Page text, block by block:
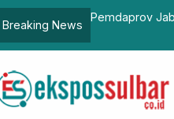
Breaking News
Pemdaprov